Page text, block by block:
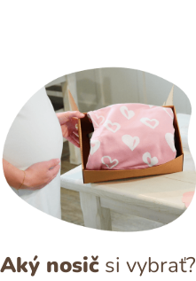
Aký nosič si vybrať?